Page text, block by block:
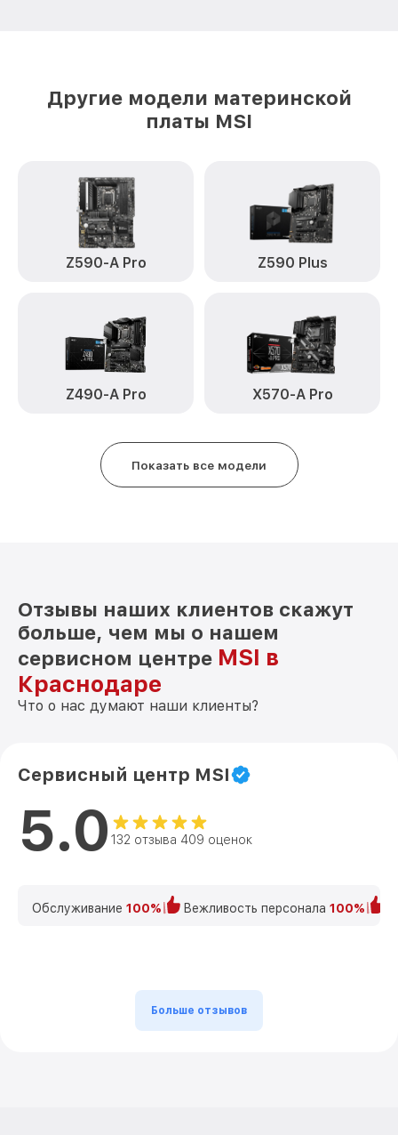
Другие модели материнской
платы MSI
Z590-A Pro Z590 Plus
Z490-A Pro X570-A Pro
Показать все модели
Отзывы наших клиентов скажут
больше, чем мы о нашем
сервисном центре MSI в
Краснодаре
Что о нас думают наши клиенты?
Сервисный центр MSI
5.0 132 отзыва 409 оценок
Обслуживание 100% Вежливость персонала 100%
Больше отзывов